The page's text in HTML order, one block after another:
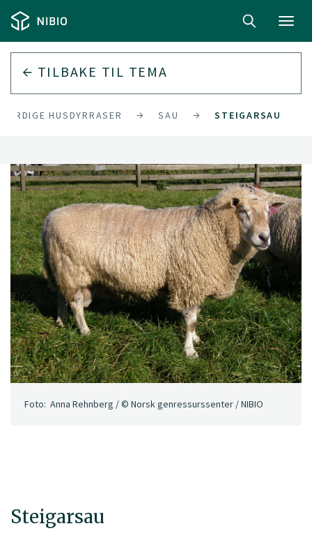
TILBAKE TIL TEMA
HUSDYRRASER SAU STEIGARSAU
Steigarsau
Foto: Anna Rehnberg / © Norsk genressurssenter / NIBIO